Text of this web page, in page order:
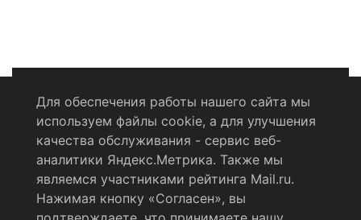
Политика конфиденциальности
Согласие на обработку персональных данных
RSS-лента
Для обеспечения работы нашего сайта мы
используем файлы cookie, а для улучшения
качества обслуживания - сервис веб-
аналитики Яндекс.Метрика. Также мы
являемся участниками рейтинга Mail.ru.
Нажимая кнопку «Согласен», вы